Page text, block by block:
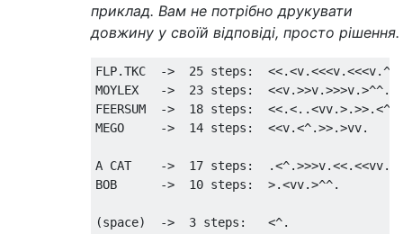
приклад. Вам не потрібно друкувати
довжину у своїй відповіді, просто рішення.
FLP.TKC  ->  25 steps:
MOYLEX   ->  23 steps:
FEERSUM  ->  18 steps:  <<.<..<vv.>.>>.<^.
MEGO     ->  14 steps:  <<v.<^.>>.>vv.
A CAT    ->  17 steps:  .<^.>>>v.<<.<<vv.
BOB      ->  10 steps:  >.<vv.>^^.
(space)  ->  3 steps:   <^.